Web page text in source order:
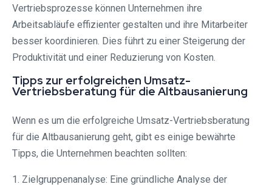
Vertriebsprozesse können Unternehmen ihre
Arbeitsabläufe effizienter gestalten und ihre Mitarbeiter
besser koordinieren. Dies führt zu einer Steigerung der
Produktivität und einer Reduzierung von Kosten.
Tipps zur erfolgreichen Umsatz-
Vertriebsberatung für die Altbausanierung
Wenn es um die erfolgreiche Umsatz-Vertriebsberatung
für die Altbausanierung geht, gibt es einige bewährte
Tipps, die Unternehmen beachten sollten:
1. Zielgruppenanalyse: Eine gründliche Analyse der